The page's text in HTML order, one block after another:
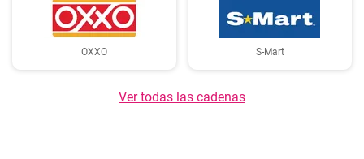
OXXO S-Mart
Ver todas las cadenas